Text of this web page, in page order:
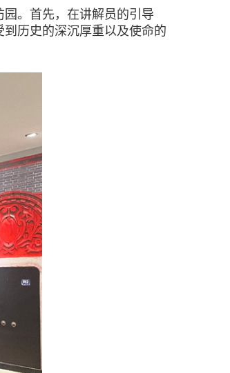
。首先，在讲解员的引导
历史的深沉厚重以及使命的